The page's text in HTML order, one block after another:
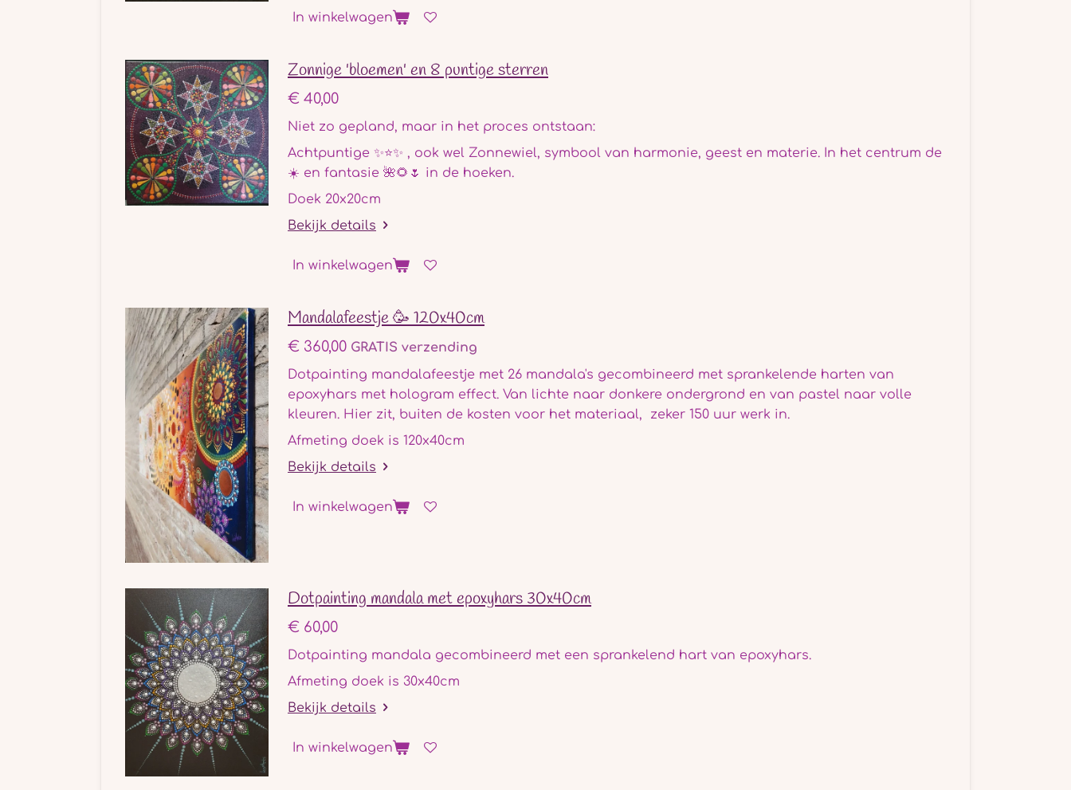
In winkelwagen
Zonnige 'bloemen' en 8 puntige sterren
€ 40,00
Niet zo gepland, maar in het proces ontstaan:
Achtpuntige ✨⭐✨ , ook wel Zonnewiel, symbool van harmonie, geest en materie. In het centrum de
☀️ en fantasie 🌺🌻🌷 in de hoeken.
Doek 20x20cm
Bekijk details
In winkelwagen
Mandalafeestje 🥳 120x40cm
€ 360,00 GRATIS verzending
Dotpainting mandalafeestje met 26 mandala's gecombineerd met sprankelende harten van
epoxyhars met hologram effect. Van lichte naar donkere ondergrond en van pastel naar volle
kleuren. Hier zit, buiten de kosten voor het materiaal, zeker 150 uur werk in.
Afmeting doek is 120x40cm
Bekijk details
In winkelwagen
Dotpainting mandala met epoxyhars 30x40cm
€ 60,00
Dotpainting mandala gecombineerd met een sprankelend hart van epoxyhars.
Afmeting doek is 30x40cm
Bekijk details
In winkelwagen